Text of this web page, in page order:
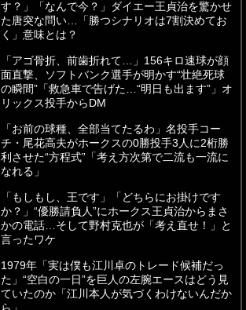
す？」「なんで今？」ダイエー王貞治を驚かせ
た唐突な問い…「勝つシナリオは7割決めてお
く」意味とは？
「アゴ骨折、前歯折れて…」156キロ速球が顔
面直撃、ソフトバンク選手が明かす“壮絶死球
の瞬間”「救急車で告げた…“明日も出ます”」オ
リックス投手からDM
「お前の球種、全部当てたるわ」名投手コー
チ・尾花高夫がホークスの0勝投手3人に2桁勝
利させた“方程式”「考え方次第で二流も一流に
なれる」
「もしもし、王です」「どちらにお掛けです
か？」“優勝請負人”にホークス王貞治からまさ
かの電話…そして野村克也が「考え直せ！」と
言ったワケ
1979年「実は僕も江川卓のトレード候補だっ
た」“空白の一日”を巨人の左腕エースはどう見
ていたのか「江川本人が気づくわけないんだか